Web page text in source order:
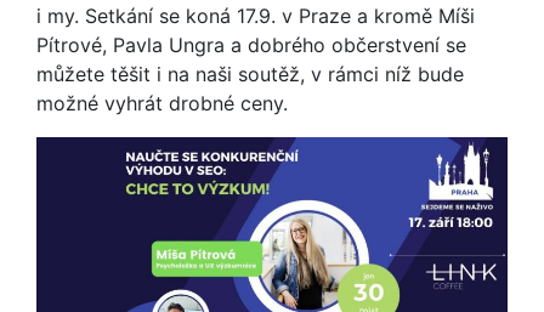
i my. Setkání se koná 17.9. v Praze a kromě Míši
Pítrové, Pavla Ungra a dobrého občerstvení se
můžete těšit i na naši soutěž, v rámci níž bude
možné vyhrát drobné ceny.